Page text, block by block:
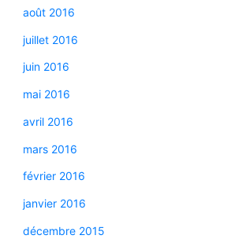
août 2016
juillet 2016
juin 2016
mai 2016
avril 2016
mars 2016
février 2016
janvier 2016
décembre 2015